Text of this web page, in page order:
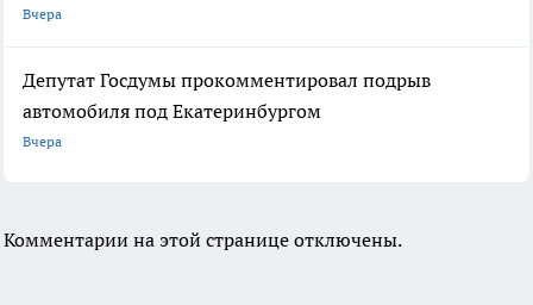
Вчера
Депутат Госдумы прокомментировал подрыв
автомобиля под Екатеринбургом
Вчера
Комментарии на этой странице отключены.